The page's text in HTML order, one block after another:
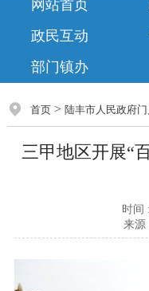
网站首页
政民互动
部门镇办
首页> 陆丰市人民政府
三甲地区开展“
时间
来源